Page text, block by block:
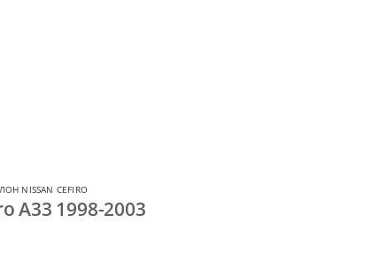
NISSAN CEFIRO
A33 1998-2003